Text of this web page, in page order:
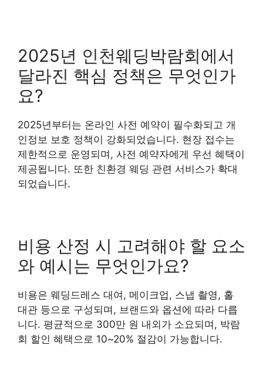
2025년 인천웨딩박람회에서
달라진 핵심 정책은 무엇인가
요?
2025년부터는 온라인 사전 예약이 필수화되고 개
인정보 보호 정책이 강화되었습니다. 현장 접수는
제한적으로 운영되며, 사전 예약자에게 우선 혜택이
제공됩니다. 또한 친환경 웨딩 관련 서비스가 확대
되었습니다.
비용 산정 시 고려해야 할 요소
와 예시는 무엇인가요?
비용은 웨딩드레스 대여, 메이크업, 스냅 촬영, 홀
대관 등으로 구성되며, 브랜드와 옵션에 따라 다릅
니다. 평균적으로 300만 원 내외가 소요되며, 박람
회 할인 혜택으로 10~20% 절감이 가능합니다.